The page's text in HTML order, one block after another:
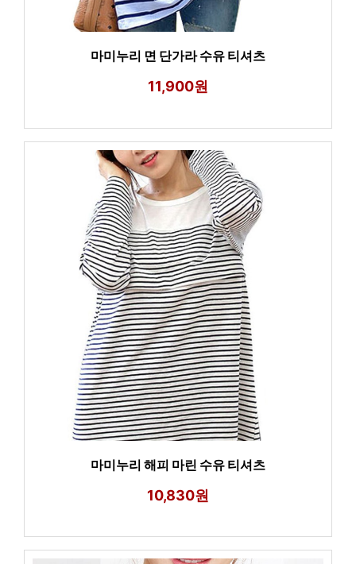
마미누리 면 단가라 수유 티셔츠
11,900원
마미누리 해피 마린 수유 티셔츠
10,830원